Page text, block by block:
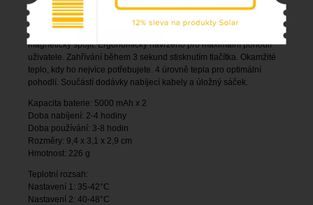
hotspot power bank může také nabíjet vaše zařízení přes USB,
takže zůstanete připojeni a nabiti. Dvojité Mag-Loc uchycení pro
bezpečné a rychlé spojení, oba hotspot power banky lze snadno
magneticky spojit. Ergonomicky navrženo pro maximální pohodlí
uživatele. Zahřívání během 3 sekund stisknutím tlačítka. Okamžité
teplo, kdy ho nejvíce potřebujete. 4 úrovně tepla pro optimální
pohodlí. Součástí dodávky nabíjecí kabely a úložný sáček.
Kapacita baterie: 5000 mAh x 2
Doba nabíjení: 2-4 hodiny
Doba používání: 3-8 hodin
Rozměry: 9,4 x 3,1 x 2,9 cm
Hmotnost: 226 g
Teplotní rozsah:
Nastavení 1: 35-42°C
Nastavení 2: 40-48°C